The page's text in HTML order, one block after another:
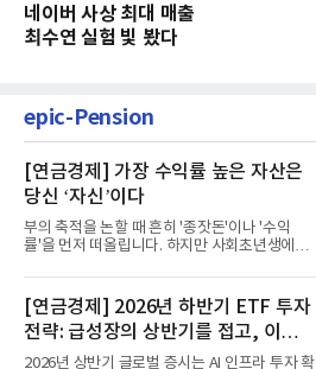
네이버 사상 최대 매출
최수연 실험 빛 봤다
epic-Pension
[연금경제] 가장 수익률 높은 자산은
당신 ‘자신’이다
부의 축적을 논할 때 흔히 '종잣돈'이나 '수익
률'을 먼저 떠올립니다. 하지만 사회초년생에게
[연금경제] 2026년 하반기 ETF 투자
전략: 급성장의 상반기를 접고, 이제
'실적'이 가르는 하반기를 맞다
2026년 상반기 글로벌 증시는 AI 인프라 투자 확